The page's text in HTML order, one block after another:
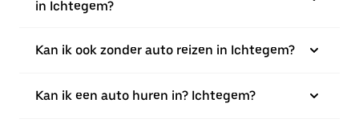
in Ichtegem?
Kan ik ook zonder auto reizen in Ichtegem?
Kan ik een auto huren in? Ichtegem?